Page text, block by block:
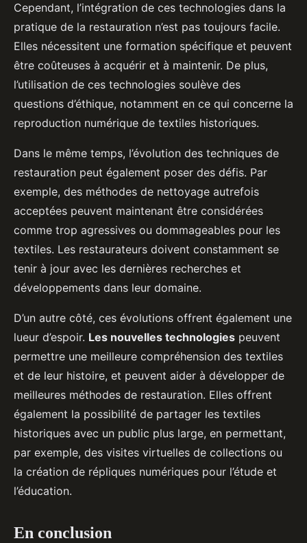
Cependant, l’intégration de ces technologies dans la
pratique de la restauration n’est pas toujours facile.
Elles nécessitent une formation spécifique et peuvent
être coûteuses à acquérir et à maintenir. De plus,
l’utilisation de ces technologies soulève des
questions d’éthique, notamment en ce qui concerne la
reproduction numérique de textiles historiques.
Dans le même temps, l’évolution des techniques de
restauration peut également poser des défis. Par
exemple, des méthodes de nettoyage autrefois
acceptées peuvent maintenant être considérées
comme trop agressives ou dommageables pour les
textiles. Les restaurateurs doivent constamment se
tenir à jour avec les dernières recherches et
développements dans leur domaine.
D’un autre côté, ces évolutions offrent également une
lueur d’espoir. Les nouvelles technologies peuvent
permettre une meilleure compréhension des textiles
et de leur histoire, et peuvent aider à développer de
meilleures méthodes de restauration. Elles offrent
également la possibilité de partager les textiles
historiques avec un public plus large, en permettant,
par exemple, des visites virtuelles de collections ou
la création de répliques numériques pour l’étude et
l’éducation.
En conclusion